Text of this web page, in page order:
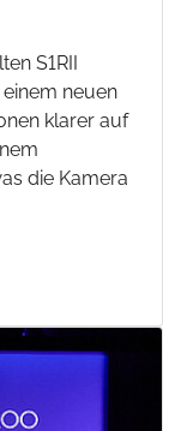
S1RII
neuen
klarer auf
die Kamera